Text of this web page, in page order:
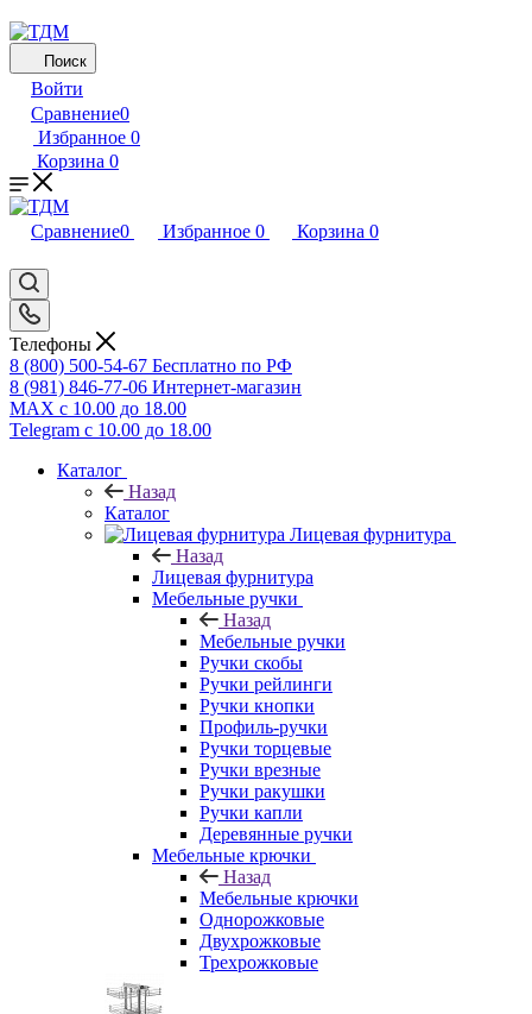
Поиск
Войти
Сравнение0
Избранное 0
Корзина 0
Сравнение0 Избранное 0 Корзина 0
Телефоны
8 (800) 500-54-67 Бесплатно по РФ
8 (981) 846-77-06 Интернет-магазин
MAX с 10.00 до 18.00
Telegram с 10.00 до 18.00
Каталог
Назад
Каталог
Лицевая фурнитура
Назад
Лицевая фурнитура
Мебельные ручки
Назад
Мебельные ручки
Ручки скобы
Ручки рейлинги
Ручки кнопки
Профиль-ручки
Ручки торцевые
Ручки врезные
Ручки ракушки
Ручки капли
Деревянные ручки
Мебельные крючки
Назад
Мебельные крючки
Однорожковые
Двухрожковые
Трехрожковые